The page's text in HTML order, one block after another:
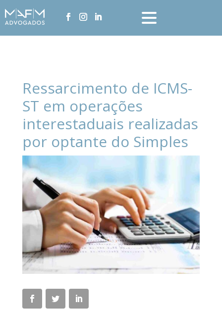
Ressarcimento de ICMS-
ST em operações
interestaduais realizadas
por optante do Simples